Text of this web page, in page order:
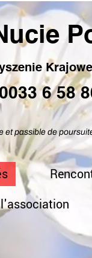
et passible de
6 58